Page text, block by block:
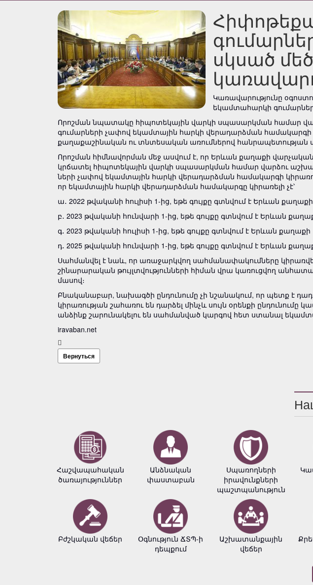
սկսած
Կառավարությունը
եկամտահարկի
Որոշման նպա­­տակը հիպո­տե­կային վարկի սպասարկման համար
գումարների չափով եկամտային հարկի վերա­դարձ­ման համա­կարգի
քաղաքաշինական ու տնտե­­սական առումներով
Որոշման հիմնավորման մեջ ասվում է, որ Երևան քաղաքի
կրճատել հիպո­տե­կային վարկի սպա­սարկ­­ման համար վարձու
ների չափով եկամտային հարկի վերա­դարձ­ման համա­­կարգի
որ եկամտային հարկի վերադարձման համա­կարգը կիրառելի չէ՝
ա․ 2022 թվականի հուլիսի 1-ից, եթե գույքը գտնվում է Երևան
բ․ 2023 թվականի հունվարի 1-ից, եթե գույքը գտնվում է Երևան
գ․ 2023 թվականի հուլիսի 1-ից, եթե գույքը գտնվում է Երևան
դ․ 2025 թվականի հունվարի 1-ից, եթե գույքը գտնվում է Երևան
Սահմանվել է նաև, որ առաջարկվող սահ­մա­նա­փա­կում­­ները
շինարարական թույլ­տվու­­թյունների հիման վրա կառուցվող
մասով։
Բնականաբար, նախագծի ընդունումը չի նշանակում, որ պետք է
կիրառության շահառու են դարձել մինչև սույն օրենքի ընդունումը
անձինք շարունակելու են սահմանված կարգով հետ ստանալ
iravaban.net
Вернуться
Հաշվապահական
ծառայություններ
Բժշկական վեճեր
Անձնական
փաստաբան
Օգնություն ՃՏՊ-ի
դեպքում
Սպառողների
իրավունքների
պաշտպանություն
Աշխատանքային
վեճեր